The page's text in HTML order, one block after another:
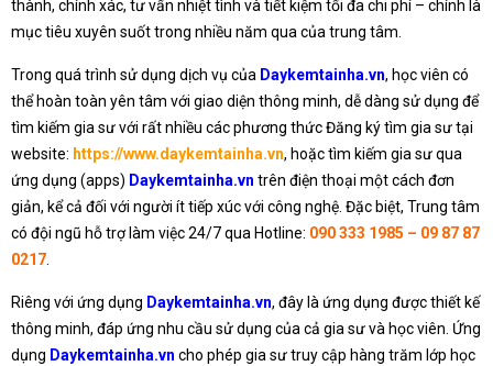
thành, chính xác, tư vấn nhiệt tình và tiết kiệm tối đa chi phí – chính là
mục tiêu xuyên suốt trong nhiều năm qua của trung tâm.
Trong quá trình sử dụng dịch vụ của Daykemtainha.vn, học viên có
thể hoàn toàn yên tâm với giao diện thông minh, dễ dàng sử dụng để
tìm kiếm gia sư với rất nhiều các phương thức Đăng ký tìm gia sư tại
website: https://www.daykemtainha.vn, hoặc tìm kiếm gia sư qua
ứng dụng (apps) Daykemtainha.vn trên điện thoại một cách đơn
giản, kể cả đối với người ít tiếp xúc với công nghệ. Đặc biệt, Trung tâm
có đội ngũ hỗ trợ làm việc 24/7 qua Hotline: 090 333 1985 – 09 87 87
0217
Riêng với ứng dụng Daykemtainha.vn, đây là ứng dụng được thiết kế
thông minh, đáp ứng nhu cầu sử dụng của cả gia sư và học viên. Ứng
dụng Daykemtainha.vn cho phép gia sư truy cập hàng trăm lớp học